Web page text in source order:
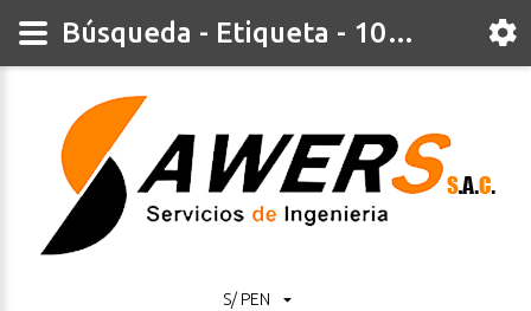
S/ PEN
Búsqueda - Etiqueta - 1000